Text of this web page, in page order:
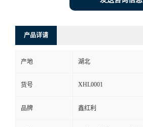
产品详请
产地 湖北
货号 XHL0001
品牌 鑫红利